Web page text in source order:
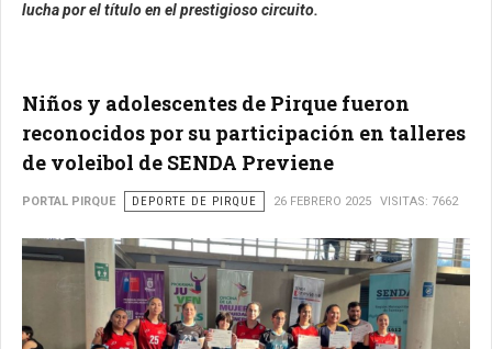
lucha por el título en el prestigioso circuito.
Niños y adolescentes de Pirque fueron
reconocidos por su participación en talleres
de voleibol de SENDA Previene
PORTAL PIRQUE DEPORTE DE PIRQUE 26 FEBRERO 2025 VISITAS: 7662